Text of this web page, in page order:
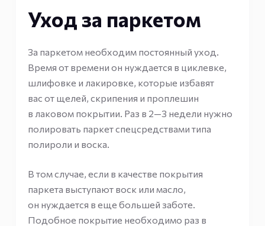
Уход за паркетом
За паркетом необходим постоянный уход.
Время от времени он нуждается в циклевке,
шлифовке и лакировке, которые избавят
вас от щелей, скрипения и проплешин
в лаковом покрытии. Раз в 2—3 недели нужно
полировать паркет спецсредствами типа
полироли и воска.
В том случае, если в качестве покрытия
паркета выступают воск или масло,
он нуждается в еще большей заботе.
Подобное покрытие необходимо раз в